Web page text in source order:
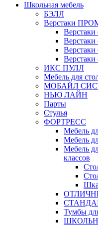
Школьная мебель
БЭЛЛ
Верстаки
ИКС ПУЛЛ
Мебель для
МОБАЙЛ
НЬЮ ЛАЙН
Парты
Стулья
ФОРТРЕСС
Мебель
Мебель
Мебель
классов
Тумбы